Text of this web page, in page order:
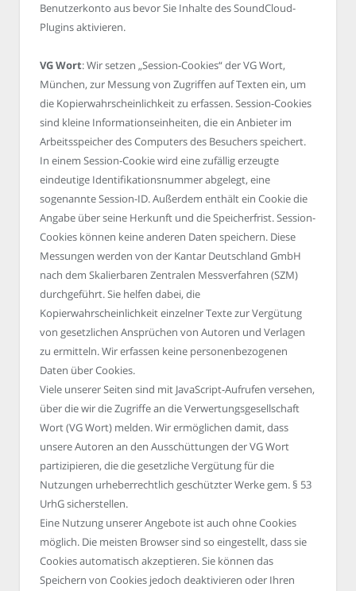
Benutzerkonto aus bevor Sie Inhalte des SoundCloud-
Plugins aktivieren.
VG Wort: Wir setzen „Session-Cookies“ der VG Wort,
München, zur Messung von Zugriffen auf Texten ein, um
die Kopierwahrscheinlichkeit zu erfassen. Session-Cookies
sind kleine Informationseinheiten, die ein Anbieter im
Arbeitsspeicher des Computers des Besuchers speichert.
In einem Session-Cookie wird eine zufällig erzeugte
eindeutige Identifikationsnummer abgelegt, eine
sogenannte Session-ID. Außerdem enthält ein Cookie die
Angabe über seine Herkunft und die Speicherfrist. Session-
Cookies können keine anderen Daten speichern. Diese
Messungen werden von der Kantar Deutschland GmbH
nach dem Skalierbaren Zentralen Messverfahren (SZM)
durchgeführt. Sie helfen dabei, die
Kopierwahrscheinlichkeit einzelner Texte zur Vergütung
von gesetzlichen Ansprüchen von Autoren und Verlagen
zu ermitteln. Wir erfassen keine personenbezogenen
Daten über Cookies.
Viele unserer Seiten sind mit JavaScript-Aufrufen versehen,
über die wir die Zugriffe an die Verwertungsgesellschaft
Wort (VG Wort) melden. Wir ermöglichen damit, dass
unsere Autoren an den Ausschüttungen der VG Wort
partizipieren, die die gesetzliche Vergütung für die
Nutzungen urheberrechtlich geschützter Werke gem. § 53
UrhG sicherstellen.
Eine Nutzung unserer Angebote ist auch ohne Cookies
möglich. Die meisten Browser sind so eingestellt, dass sie
Cookies automatisch akzeptieren. Sie können das
Speichern von Cookies jedoch deaktivieren oder Ihren